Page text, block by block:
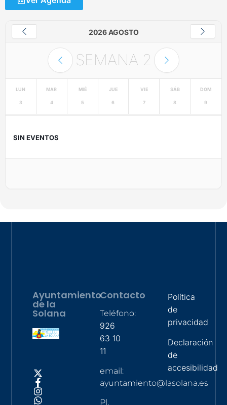
2026 AGOSTO
SEMANA 2
LUN
3
MAR
4
MIÉ
5
JUE
6
VIE
7
SÁB
8
DOM
9
SIN EVENTOS
Ayuntamiento
de la
Solana
Contacto
Teléfono:
926
63 10
11
email:
ayuntamiento@lasolana.es
Pl.
Política
de
privacidad
Declaración
de
accesibilidad